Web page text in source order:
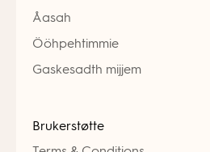
Åasah
Ööhpehtimmie
Gaskesadth mijjem
Brukerstøtte